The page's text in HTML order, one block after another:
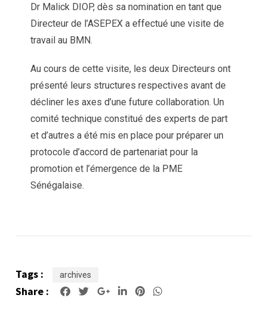
Dr Malick DIOP, dès sa nomination en tant que
Directeur de l’ASEPEX a effectué une visite de
travail au BMN.
Au cours de cette visite, les deux Directeurs ont
présenté leurs structures respectives avant de
décliner les axes d’une future collaboration. Un
comité technique constitué des experts de part
et d’autres a été mis en place pour préparer un
protocole d’accord de partenariat pour la
promotion et l’émergence de la PME
Sénégalaise.
Tags : archives
Share : Google+LinkedInPinterest
Whatsapp